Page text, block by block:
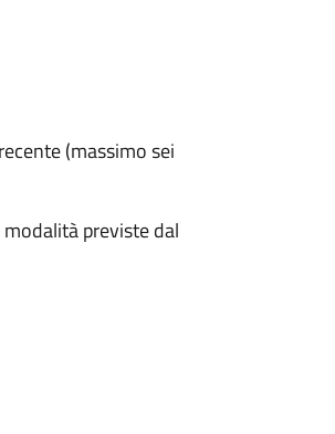
(massimo sei
previste dal